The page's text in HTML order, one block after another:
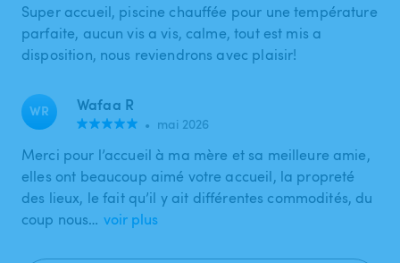
Super accueil, piscine chauffée pour une température
parfaite, aucun vis a vis, calme, tout est mis a
disposition, nous reviendrons avec plaisir!
WR Wafaa R
• mai 2026
Merci pour l’accueil à ma mère et sa meilleure amie,
elles ont beaucoup aimé votre accueil, la propreté
des lieux, le fait qu’il y ait différentes commodités, du
coup nous… voir plus